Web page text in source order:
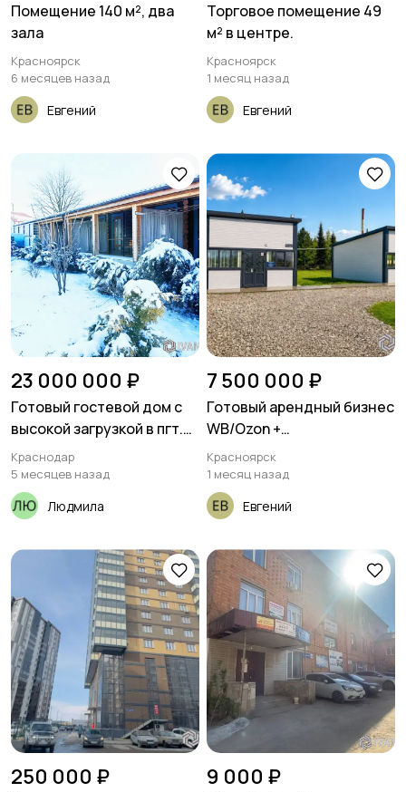
Помещение 140 м², два
зала
Красноярск
6 месяцев назад
Евгений
Торговое помещение 49
м² в центре.
Красноярск
1 месяц назад
Евгений
23 000 000 ₽
Готовый гостевой дом с
высокой загрузкой в пгт.
Мостовской
Краснодар
5 месяцев назад
Людмила
7 500 000 ₽
Готовый арендный бизнес
WB/Ozon +
Администрация
Красноярск
1 месяц назад
Евгений
250 000 ₽ 9 000 ₽